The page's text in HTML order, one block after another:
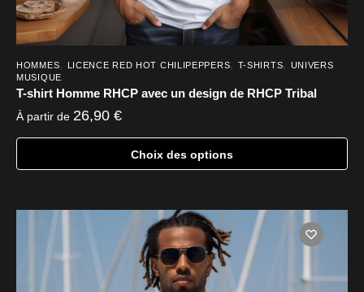
HOMMES, LICENCE RED HOT CHILIPEPPERS, T-SHIRTS, UNIVERS
MUSIQUE
T-shirt Homme RHCP avec un design de RHCP Tribal
À partir de 26,90 €
Choix des options
variations.